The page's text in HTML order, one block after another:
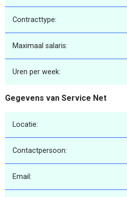
Contracttype:
Maximaal salaris:
Uren per week:
Gegevens van Service Net
Locatie:
Contactpersoon:
Email: